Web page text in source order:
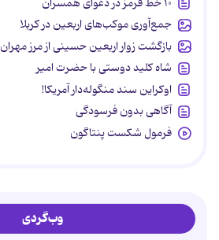
جمع‌آوری موکب‌های اربعین در کربلا
بازگشت زوار اربعین حسینی از مرز مهران
شاه کلید دوستی با حضرت امیر
اوکراین سند منگوله‌دار آمریکا!
آگاهی بدون فرسودگی
فرمول شکست پنتاگون
وب‌گردی